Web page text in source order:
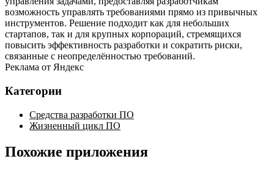
возможность управлять требованиями прямо из привычных
инструментов. Решение подходит как для небольших
стартапов, так и для крупных корпораций, стремящихся
повысить эффективность разработки и сократить риски,
связанные с неопределённостью требований.
Реклама от Яндекс
Категории
Средства разработки ПО
Жизненный цикл ПО
Похожие приложения